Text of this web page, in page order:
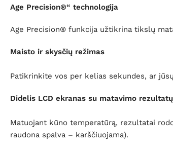
Age Precision®“ technologija
Age Precision® funkcija užtikrina tikslų
Maisto ir skysčių režimas
Patikrinkite vos per kelias sekundes, ar
Didelis LCD ekranas su matavimo
Matuojant kūno temperatūrą, rezultatai
raudona spalva – karščiuojama).